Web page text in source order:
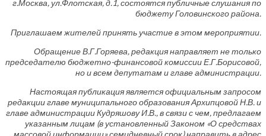
г.Москва, ул.Флотская, д.1, состоятся публичные слушания по
бюджету Головинского района.
Приглашаем жителей принять участие в этом мероприятии.
Обращение В.Г.Горяева, редакция направляет не только
председателю бюджетно-финансовой комиссии Е.Г.Борисовой,
но и всем депутатам и главе администрации.
Настоящая публикация является официальным запросом
редакции главе муниципального образования Архипцовой Н.В. и
главе администрации Кудряшову И.В., в связи с чем, предлагаем
указанным лицам (в установленный Законом «О средствах